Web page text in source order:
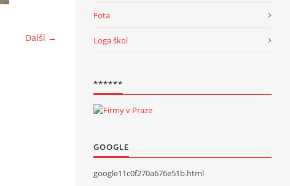
Další →
Fota
Loga škol
******
GOOGLE
google11c0f270a676e51b.html